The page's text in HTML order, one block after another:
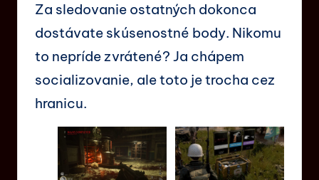
Za sledovanie ostatných dokonca
dostávate skúsenostné body. Nikomu
to nepríde zvrátené? Ja chápem
socializovanie, ale toto je trocha cez
hranicu.